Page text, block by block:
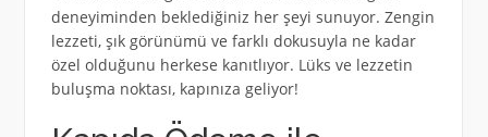
deneyiminden beklediğiniz her şeyi sunuyor. Zengin
lezzeti, şık görünümü ve farklı dokusuyla ne kadar
özel olduğunu herkese kanıtlıyor. Lüks ve lezzetin
buluşma noktası, kapınıza geliyor!